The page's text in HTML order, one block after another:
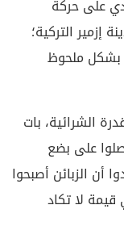
على حركة
التركية؛
بشكل ملحوظ
الشرائية، بات
على بضع
أن الزبائن أصبحوا
فقط، وهي قيمة لا تكاد